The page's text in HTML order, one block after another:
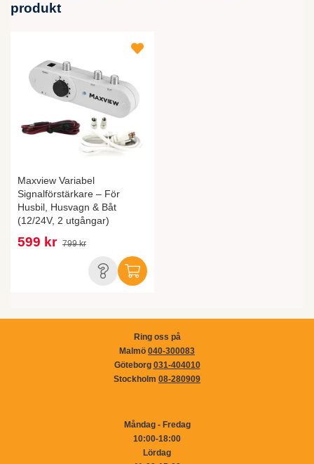
produkt
Maxview Variabel
Signalförstärkare – För
Husbil, Husvagn & Båt
(12/24V, 2 utgångar)
599 kr 799 kr
Ring oss på
Malmö 040-300083
Göteborg 031-404010
Stockholm 08-280909
Måndag - Fredag
10:00-18:00
Lördag